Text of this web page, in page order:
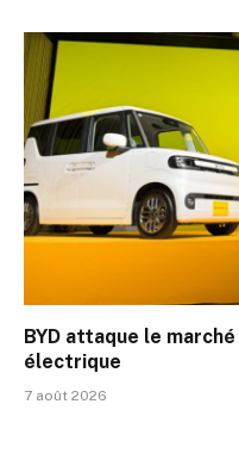
BYD attaque le
électrique
7 août 2026